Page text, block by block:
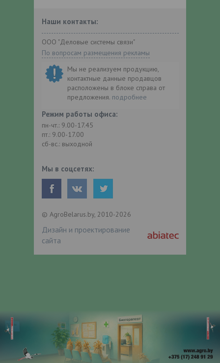
Наши контакты:
ООО "Деловые системы связи"
По вопросам размещения рекламы
Мы не реализуем продукцию,
контактные данные продавцов
расположены в блоке справа от
предложения. подробнее
Режим работы офиса:
пн-чт.: 9.00-17.45
пт.: 9.00-17.00
сб-вс.: выходной
Мы в соцсетях:
© AgroBelarus.by, 2010-2026
Дизайн и проектирование
сайта